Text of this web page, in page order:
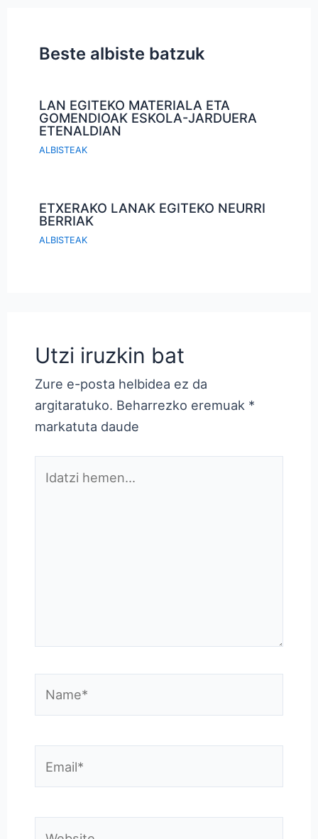
Beste albiste batzuk
LAN EGITEKO MATERIALA ETA
GOMENDIOAK ESKOLA-JARDUERA
ETENALDIAN
ALBISTEAK
ETXERAKO LANAK EGITEKO NEURRI
BERRIAK
ALBISTEAK
Utzi iruzkin bat
Zure e-posta helbidea ez da
argitaratuko. Beharrezko eremuak *
markatuta daude
hemen...